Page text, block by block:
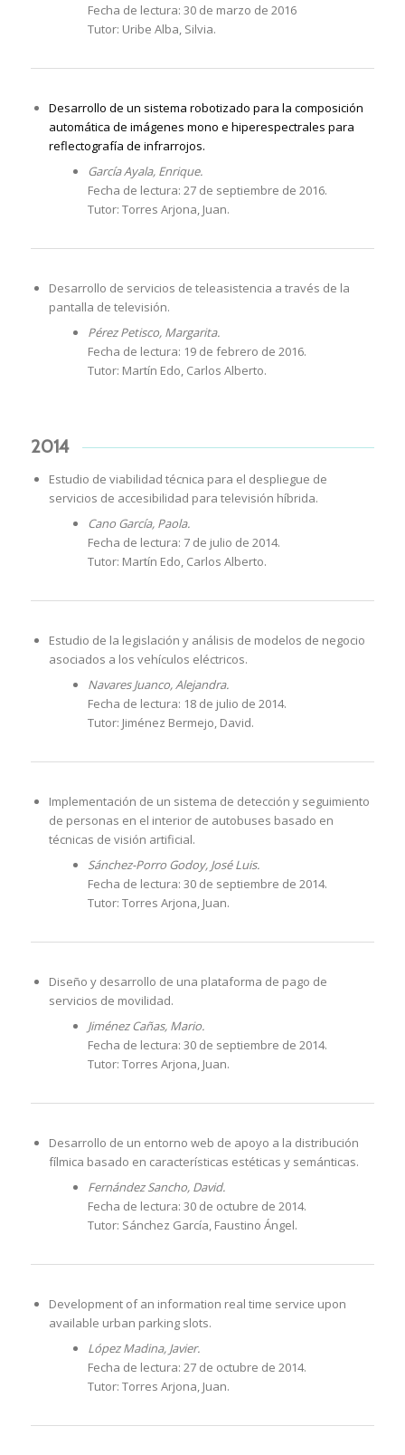
Fecha de lectura: 30 de marzo de 2016
Tutor: Uribe Alba, Silvia.
Desarrollo de un sistema robotizado para la composición
automática de imágenes mono e hiperespectrales para
reflectografía de infrarrojos.
García Ayala, Enrique.
Fecha de lectura: 27 de septiembre de 2016.
Tutor: Torres Arjona, Juan.
Desarrollo de servicios de teleasistencia a través de la
pantalla de televisión.
Pérez Petisco, Margarita.
Fecha de lectura: 19 de febrero de 2016.
Tutor: Martín Edo, Carlos Alberto.
2014
Estudio de viabilidad técnica para el despliegue de
servicios de accesibilidad para televisión híbrida.
Cano García, Paola.
Fecha de lectura: 7 de julio de 2014.
Tutor: Martín Edo, Carlos Alberto.
Estudio de la legislación y análisis de modelos de negocio
asociados a los vehículos eléctricos.
Navares Juanco, Alejandra.
Fecha de lectura: 18 de julio de 2014.
Tutor: Jiménez Bermejo, David.
Implementación de un sistema de detección y seguimiento
de personas en el interior de autobuses basado en
técnicas de visión artificial.
Sánchez-Porro Godoy, José Luis.
Fecha de lectura: 30 de septiembre de 2014.
Tutor: Torres Arjona, Juan.
Diseño y desarrollo de una plataforma de pago de
servicios de movilidad.
Jiménez Cañas, Mario.
Fecha de lectura: 30 de septiembre de 2014.
Tutor: Torres Arjona, Juan.
Desarrollo de un entorno web de apoyo a la distribución
fílmica basado en características estéticas y semánticas.
Fernández Sancho, David.
Fecha de lectura: 30 de octubre de 2014.
Tutor: Sánchez García, Faustino Ángel.
Development of an information real time service upon
available urban parking slots.
López Madina, Javier.
Fecha de lectura: 27 de octubre de 2014.
Tutor: Torres Arjona, Juan.